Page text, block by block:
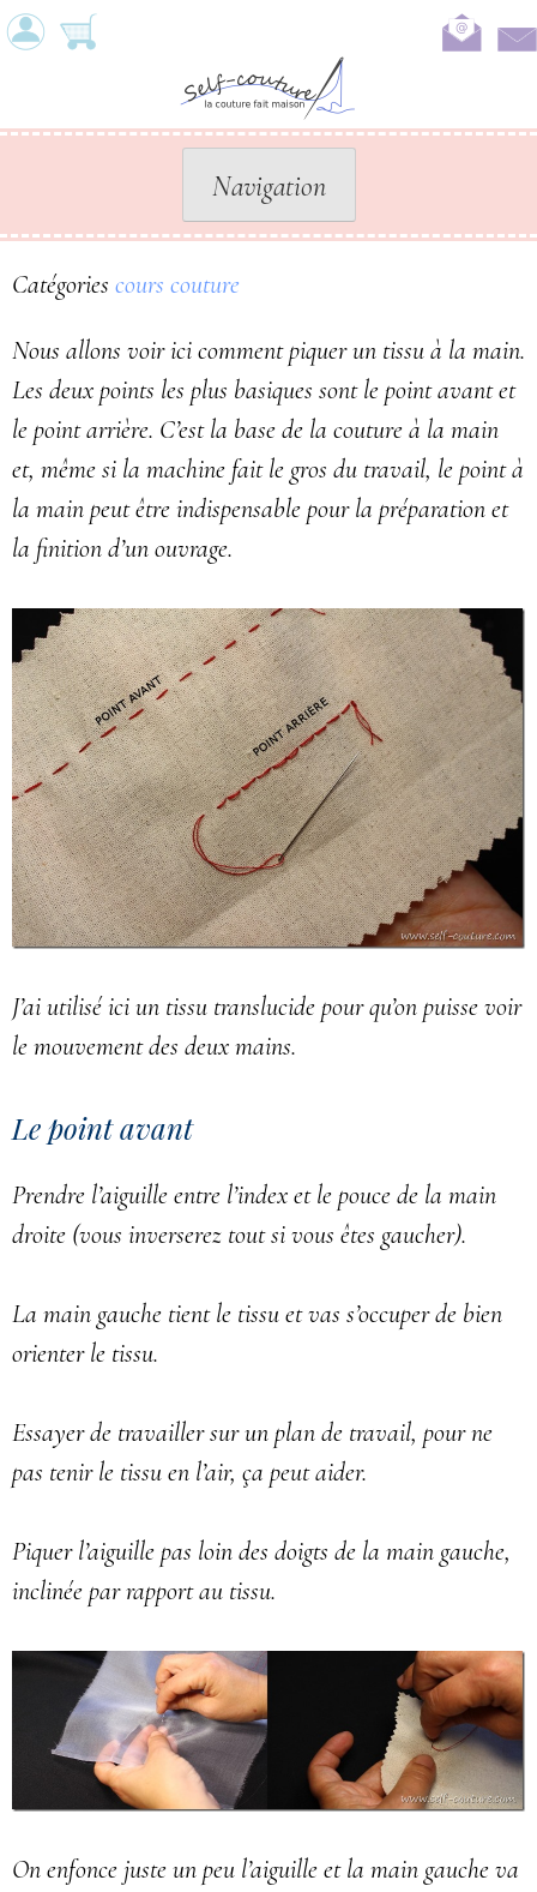
Skip
Navigation
Catégories cours couture
Nous allons voir ici comment piquer un tissu à la main.
Les deux points les plus basiques sont le point avant et
le point arrière. C’est la base de la couture à la main
et, même si la machine fait le gros du travail, le point à
la main peut être indispensable pour la préparation et
la finition d’un ouvrage.
J’ai utilisé ici un tissu translucide pour qu’on puisse voir
le mouvement des deux mains.
Le point avant
Prendre l’aiguille entre l’index et le pouce de la main
droite (vous inverserez tout si vous êtes gaucher).
La main gauche tient le tissu et vas s’occuper de bien
orienter le tissu.
Essayer de travailler sur un plan de travail, pour ne
pas tenir le tissu en l’air, ça peut aider.
Piquer l’aiguille pas loin des doigts de la main gauche,
inclinée par rapport au tissu.
On enfonce juste un peu l’aiguille et la main gauche va